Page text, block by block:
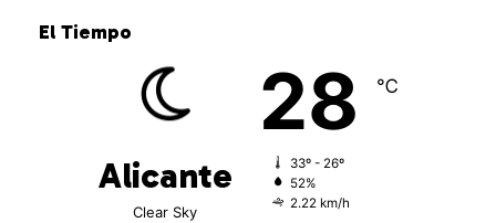
El Tiempo
Alicante
Clear Sky
28 ℃
33º - 26º
52%
2.22 km/h